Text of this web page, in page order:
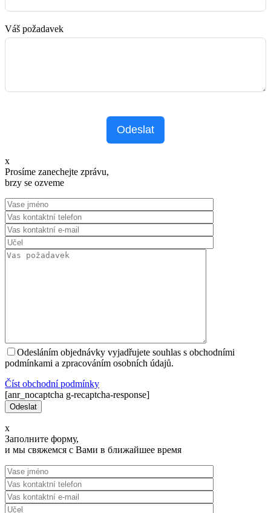
Váš požadavek
Odeslat
x
Prosíme zanechejte zprávu,
brzy se ozveme
Odesláním objednávky vyjadřujete souhlas s obchodními
podmínkami a zpracováním osobních údajů.
Číst оbchodní podmínky
[anr_nocaptcha g-recaptcha-response]
x
Заполните форму,
и мы свяжемся с Вами в ближайшее время